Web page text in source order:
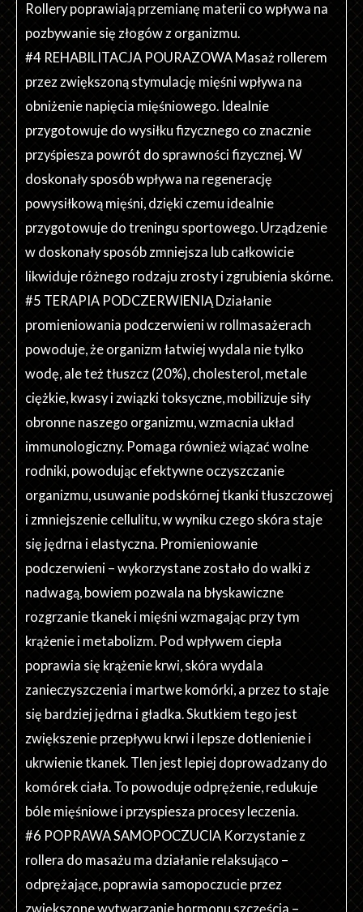
Rollery poprawiają przemianę materii co wpływa na
pozbywanie się złogów z organizmu.
#4 REHABILITACJA POURAZOWA Masaż rollerem
przez zwiększoną stymulację mięśni wpływa na
obniżenie napięcia mięśniowego. Idealnie
przygotowuje do wysiłku fizycznego co znacznie
przyśpiesza powrót do sprawności fizycznej. W
doskonały sposób wpływa na regenerację
powysiłkową mięśni, dzięki czemu idealnie
przygotowuje do treningu sportowego. Urządzenie
w doskonały sposób zmniejsza lub całkowicie
likwiduje różnego rodzaju zrosty i zgrubienia skórne.
#5 TERAPIA PODCZERWIENIĄ Działanie
promieniowania podczerwieni w rollmasażerach
powoduje, że organizm łatwiej wydala nie tylko
wodę, ale też tłuszcz (20%), cholesterol, metale
ciężkie, kwasy i związki toksyczne, mobilizuje siły
obronne naszego organizmu, wzmacnia układ
immunologiczny. Pomaga również wiązać wolne
rodniki, powodując efektywne oczyszczanie
organizmu, usuwanie podskórnej tkanki tłuszczowej
i zmniejszenie cellulitu, w wyniku czego skóra staje
się jędrna i elastyczna. Promieniowanie
podczerwieni – wykorzystane zostało do walki z
nadwagą, bowiem pozwala na błyskawiczne
rozgrzanie tkanek i mięśni wzmagając przy tym
krążenie i metabolizm. Pod wpływem ciepła
poprawia się krążenie krwi, skóra wydala
zanieczyszczenia i martwe komórki, a przez to staje
się bardziej jędrna i gładka. Skutkiem tego jest
zwiększenie przepływu krwi i lepsze dotlenienie i
ukrwienie tkanek. Tlen jest lepiej doprowadzany do
komórek ciała. To powoduje odprężenie, redukuje
bóle mięśniowe i przyspiesza procesy leczenia.
#6 POPRAWA SAMOPOCZUCIA Korzystanie z
rollera do masażu ma działanie relaksująco –
odprężające, poprawia samopoczucie przez
zwiększone wytwarzanie hormonu szczęścia –